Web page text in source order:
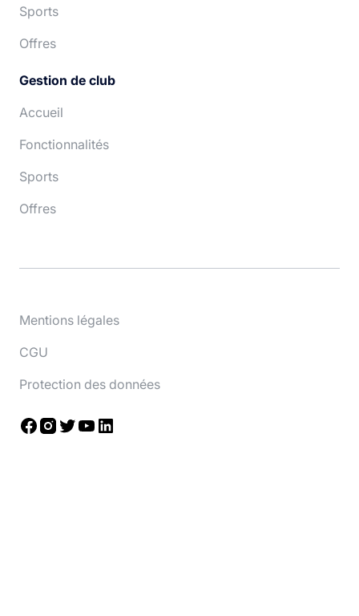
Sports
Offres
Gestion de club
Accueil
Fonctionnalités
Sports
Offres
Mentions légales
CGU
Protection des données
Facebook
Instagram
TwitterYouTube